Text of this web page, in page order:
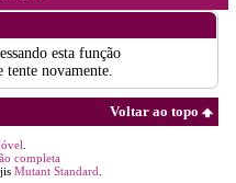
esta função
novamente.
Voltar ao topo
completa
Mutant Standard